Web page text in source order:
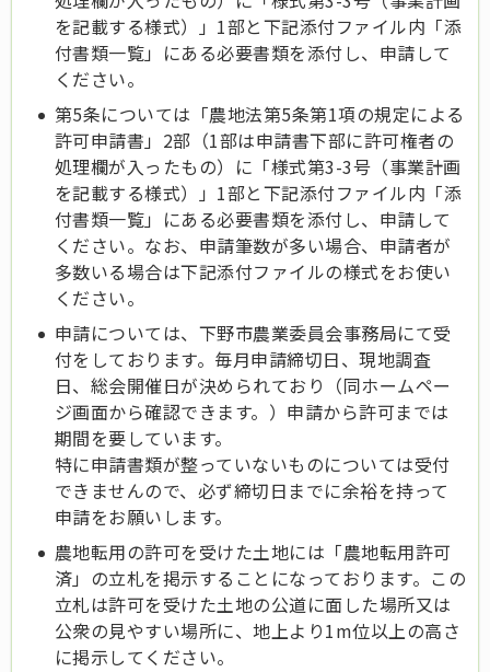
を記載する様式）」1部と下記添付ファイル内「添
付書類一覧」にある必要書類を添付し、申請して
ください。
第5条については「農地法第5条第1項の規定による
許可申請書」2部（1部は申請書下部に許可権者の
処理欄が入ったもの）に「様式第3-3号（事業計画
を記載する様式）」1部と下記添付ファイル内「添
付書類一覧」にある必要書類を添付し、申請して
ください。なお、申請筆数が多い場合、申請者が
多数いる場合は下記添付ファイルの様式をお使い
ください。
申請については、下野市農業委員会事務局にて受
付をしております。毎月申請締切日、現地調査
日、総会開催日が決められており（同ホームペー
ジ画面から確認できます。）申請から許可までは
期間を要しています。
特に申請書類が整っていないものについては受付
できませんので、必ず締切日までに余裕を持って
申請をお願いします。
農地転用の許可を受けた土地には「農地転用許可
済」の立札を掲示することになっております。この
立札は許可を受けた土地の公道に面した場所又は
公衆の見やすい場所に、地上より1m位以上の高さ
に掲示してください。